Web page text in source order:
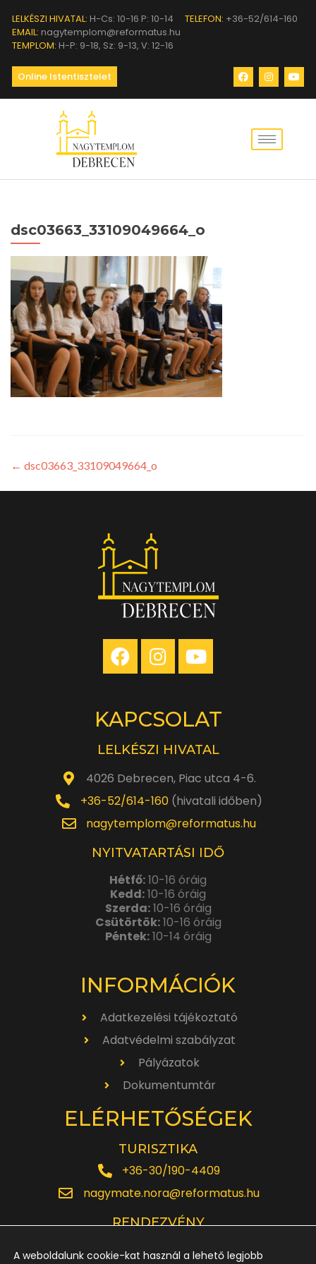
LELKÉSZI HIVATAL: H-Cs: 10-16 P: 10-14 TELEFON: +36-52/614-160
EMAIL: nagytemplom@reformatus.hu
TEMPLOM: H-P: 9-18, Sz: 9-13, V: 12-16
Online Istentisztelet
dsc03663_33109049664_o
← dsc03663_33109049664_o
KAPCSOLAT
LELKÉSZI HIVATAL
4026 Debrecen, Piac utca 4-6.
+36-52/614-160(hivatali időben)
nagytemplom@reformatus.hu
NYITVATARTÁSI IDŐ
Hétfő:10-16 óráig
Kedd:10-16 óráig
Szerda:10-16 óráig
Csütörtök:10-16 óráig
Péntek:10-14 óráig
INFORMÁCIÓK
Adatkezelési tájékoztató
Adatvédelmi szabályzat
Pályázatok
Dokumentumtár
ELÉRHETŐSÉGEK
TURISZTIKA
+36-30/190-4409
nagymate.nora@reformatus.hu
RENDEZVÉNY
A weboldalunk cookie-kat használ a lehető legjobb